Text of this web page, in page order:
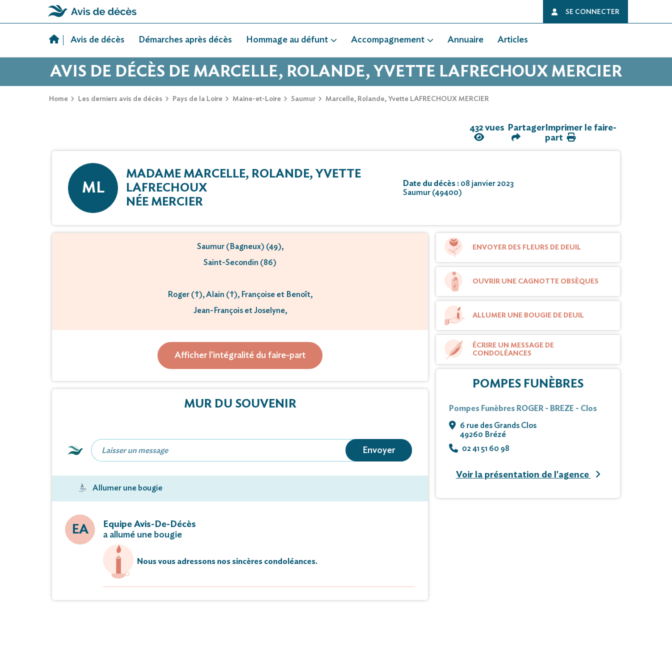
SE CONNECTER
Avis de décès Démarches après décès Hommage au défunt Accompagnement Annuaire Articles
AVIS DE DÉCÈS DE MARCELLE, ROLANDE, YVETTE LAFRECHOUX MERCIER
Home Les derniers avis de décès Pays de la Loire Maine-et-Loire Saumur Marcelle, Rolande, Yvette LAFRECHOUX MERCIER
432 vues PartagerImprimer le faire-
part
ML
MADAME MARCELLE, ROLANDE, YVETTE
LAFRECHOUX
NÉE MERCIER
Date du décès : 08 janvier 2023
Saumur (49400)
Saumur (Bagneux) (49),
Saint-Secondin (86)
Roger (†), Alain (†), Françoise et Benoît,
Jean-François et Joselyne,
ses petits-enfants ;
ses arrière petits-enfants
vous font part du décès de
survenu à l’âge de 100 ans.
La cérémonie religieuse sera célébrée jeudi 12 janvier 2023, à 10 heures,
suivie de l'inhumation au cimetière de Saint-Secondin à 15 heures 30.
Cet avis tient lieu de faire-part et de remerciements.
Afficher l'intégralité du faire-part
MUR DU SOUVENIR
Envoyer
Allumer une bougie
EA
Equipe Avis-De-Décès
a allumé une bougie
Nous vous adressons nos sincères condoléances.
ENVOYER DES FLEURS DE DEUIL
OUVRIR UNE CAGNOTTE OBSÈQUES
ALLUMER UNE BOUGIE DE DEUIL
ÉCRIRE UN MESSAGE DE
CONDOLÉANCES
POMPES FUNÈBRES
Pompes Funèbres ROGER - BREZE - Clos
6 rue des Grands Clos
49260 Brézé
02 41 51 60 98
Voir la présentation de l'agence